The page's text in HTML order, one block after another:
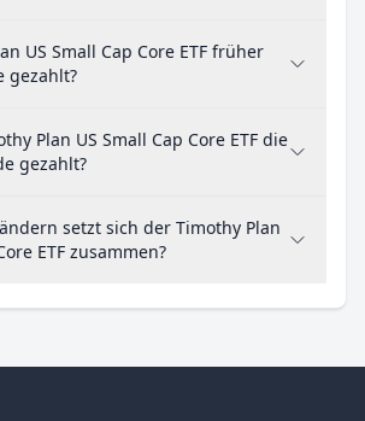
US Small Cap Core ETF früher
gezahlt?
Plan US Small Cap Core ETF die
gezahlt?
setzt sich der Timothy Plan
ETF zusammen?